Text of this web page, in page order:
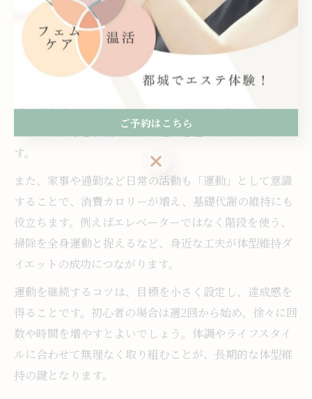
体型維持ダイエットを支える運動と行動の工夫
ダイエット後の体型維持には、適度な運動と日々の行動
の工夫が欠かせません。「体型維持の方法」や「ダイエ
ット後体重維持」を意識し、無理のない範囲で体を動か
す習慣をつくりましょう。ウォーキング・軽い筋トレ・
ストレッチなど、続けやすい運動を選ぶのがポイントで
す。
また、家事や通勤など日常の活動も「運動」として意識
することで、消費カロリーが増え、基礎代謝の維持にも
役立ちます。例えばエレベーターではなく階段を使う、
掃除を全身運動と捉えるなど、身近な工夫が体型維持ダ
イエットの成功につながります。
運動を継続するコツは、目標を小さく設定し、達成感を
得ることです。初心者の場合は週2回から始め、徐々に回
数や時間を増やすとよいでしょう。体調やライフスタイ
ルに合わせて無理なく取り組むことが、長期的な体型維
持の鍵となります。
ご予約はこちら
ご予約はこちら